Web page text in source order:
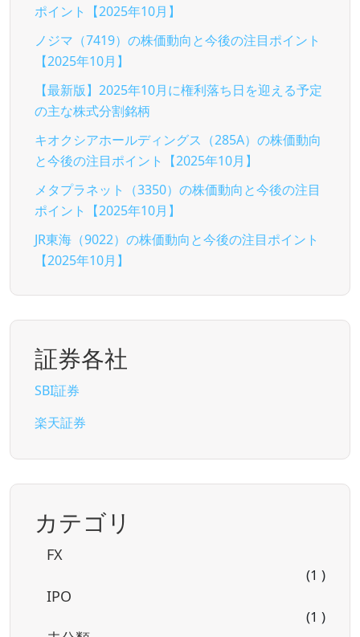
ポイント【2025年10月】
ノジマ（7419）の株価動向と今後の注目ポイント
【2025年10月】
【最新版】2025年10月に権利落ち日を迎える予定
の主な株式分割銘柄
キオクシアホールディングス（285A）の株価動向
と今後の注目ポイント【2025年10月】
メタプラネット（3350）の株価動向と今後の注目
ポイント【2025年10月】
JR東海（9022）の株価動向と今後の注目ポイント
【2025年10月】
証券各社
SBI証券
楽天証券
カテゴリ
FX
(1 )
IPO
(1 )